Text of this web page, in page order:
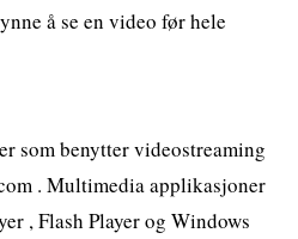
å se en video før hele
som benytter videostreaming
. Multimedia applikasjoner
, Flash Player og Windows